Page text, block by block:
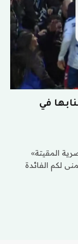
في
المقيتة»
لكم الفائدة